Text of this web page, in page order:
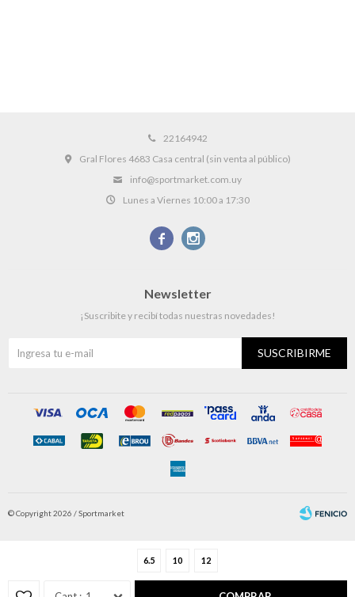
6.5 10 12
22164942
Gral Flores 4683 Casa central (sin venta al público)
info@sportmarket.com.uy
Lunes a Viernes 10:00 a 17:30
 
Newsletter
¡Suscribite y recibí todas nuestras novedades!
SUSCRIBIRME
© Copyright 2026 / Sportmarket